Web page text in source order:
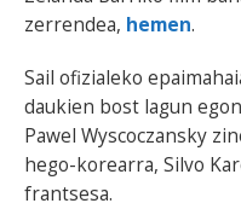
zerrendea, hemen.
Sail ofizialeko
daukien bost lagun
Pawel Wyscoczansky
hego-korearra, Silvo
frantsesa.